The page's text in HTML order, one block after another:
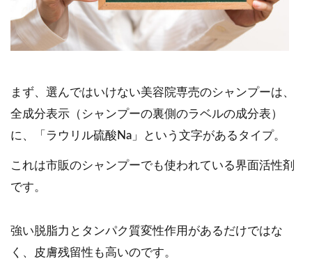
まず、選んではいけない美容院専売のシャンプーは、
全成分表示（シャンプーの裏側のラベルの成分表）
に、「ラウリル硫酸Na」という文字があるタイプ。
これは市販のシャンプーでも使われている界面活性剤
です。
強い脱脂力とタンパク質変性作用があるだけではな
く、皮膚残留性も高いのです。